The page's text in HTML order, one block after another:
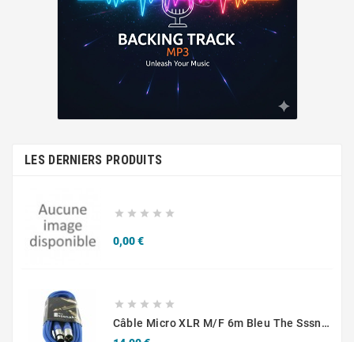
LES DERNIERS PRODUITS
    
0,00 €Prix
    
Câble Micro XLR M/F 6m Bleu The Sssnake SM6BL